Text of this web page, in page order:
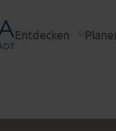
Entdecken